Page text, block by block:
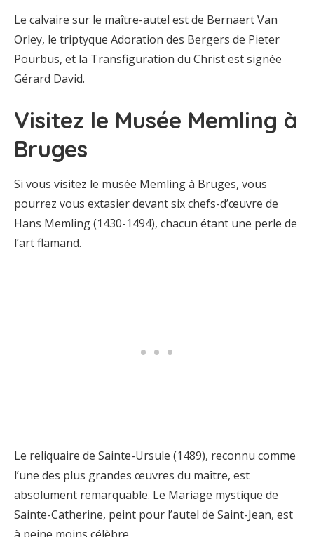
Le calvaire sur le maître-autel est de Bernaert Van
Orley, le triptyque Adoration des Bergers de Pieter
Pourbus, et la Transfiguration du Christ est signée
Gérard David.
Visitez le Musée Memling à
Bruges
Si vous visitez le musée Memling à Bruges, vous
pourrez vous extasier devant six chefs-d’œuvre de
Hans Memling (1430-1494), chacun étant une perle de
l’art flamand.
Le reliquaire de Sainte-Ursule (1489), reconnu comme
l’une des plus grandes œuvres du maître, est
absolument remarquable. Le Mariage mystique de
Sainte-Catherine, peint pour l’autel de Saint-Jean, est